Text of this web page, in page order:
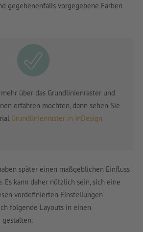
gegebenenfalls vorgegebene Farben
über das Grundlinienraster und
erfahren möchten, dann sehen Sie
Grundlinienraster in InDesign
später einen maßgeblichen Einfluss
Es kann daher nützlich sein, sich eine
vordefinierten Einstellungen
folgende Layouts in einen